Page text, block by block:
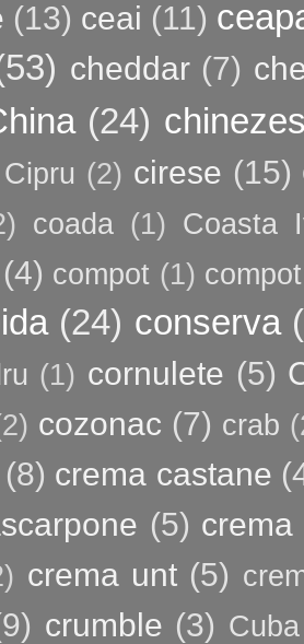
(13) ceai (11)
cheddar (7)
(24)
Cipru (2) cirese (15)
coada (1) Coasta
(4) compot (1)
(24) conserva
(1) cornulete (5)
cozonac (7) crab
(8) crema castane
(5) crema
crema unt (5)
crumble (3) Cuba